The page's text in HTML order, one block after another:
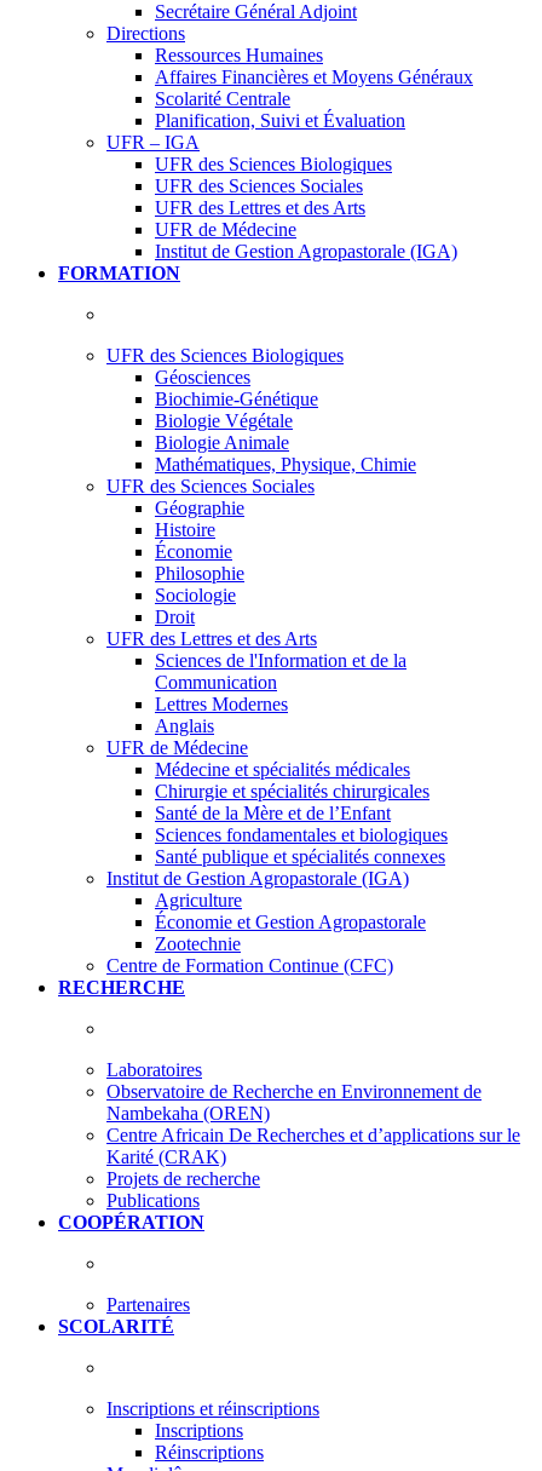
Secrétaire Général Adjoint
Directions
Ressources Humaines
Affaires Financières et Moyens Généraux
Scolarité Centrale
Planification, Suivi et Évaluation
UFR – IGA
UFR des Sciences Biologiques
UFR des Sciences Sociales
UFR des Lettres et des Arts
UFR de Médecine
Institut de Gestion Agropastorale (IGA)
FORMATION
UFR des Sciences Biologiques
Géosciences
Biochimie-Génétique
Biologie Végétale
Biologie Animale
Mathématiques, Physique, Chimie
UFR des Sciences Sociales
Géographie
Histoire
Économie
Philosophie
Sociologie
Droit
UFR des Lettres et des Arts
Sciences de l'Information et de la
Communication
Lettres Modernes
Anglais
UFR de Médecine
Médecine et spécialités médicales
Chirurgie et spécialités chirurgicales
Santé de la Mère et de l’Enfant
Sciences fondamentales et biologiques
Santé publique et spécialités connexes
Institut de Gestion Agropastorale (IGA)
Agriculture
Économie et Gestion Agropastorale
Zootechnie
Centre de Formation Continue (CFC)
RECHERCHE
Laboratoires
Observatoire de Recherche en Environnement de
Nambekaha (OREN)
Centre Africain De Recherches et d’applications sur le
Karité (CRAK)
Projets de recherche
Publications
COOPÉRATION
Partenaires
SCOLARITÉ
Inscriptions et réinscriptions
Inscriptions
Réinscriptions